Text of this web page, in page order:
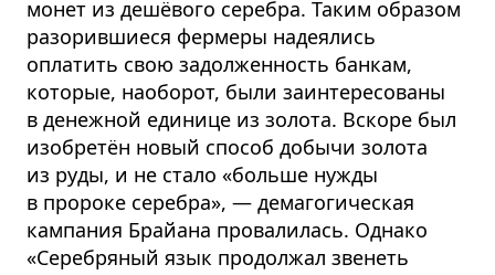
монет из дешёвого серебра. Таким образом
разорившиеся фермеры надеялись
оплатить свою задолженность банкам,
которые, наоборот, были заинтересованы
в денежной единице из золота. Вскоре был
изобретён новый способ добычи золота
из руды, и не стало «больше нужды
в пророке серебра», — демагогическая
кампания Брайана провалилась. Однако
«Серебряный язык продолжал звенеть